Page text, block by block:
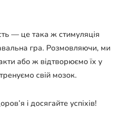
— це така ж стимуляція
гра. Розмовляючи, ми
або ж відтворюємо їх у
свій мозок.
і досягайте успіхів!